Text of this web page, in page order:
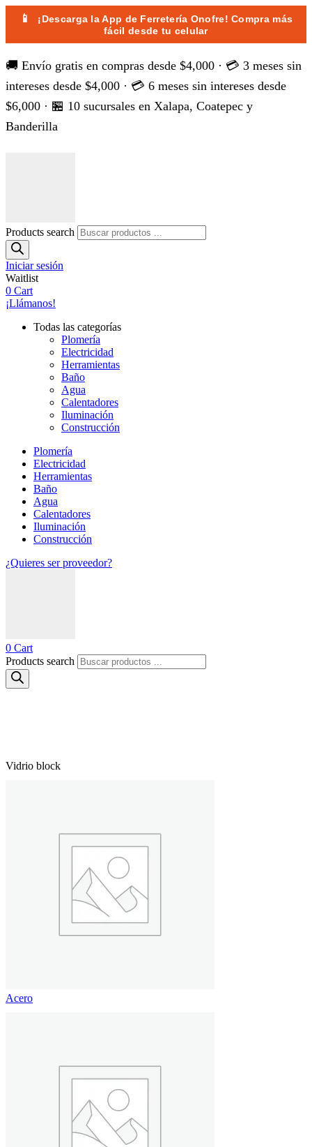
📱
¡Descarga la App de Ferretería Onofre! Compra más
fácil desde tu celular
🚚 Envío gratis en compras desde $4,000 · 💳 3 meses sin
intereses desde $4,000 · 💳 6 meses sin intereses desde
$6,000 · 🏪 10 sucursales en Xalapa, Coatepec y
Banderilla
Products search
Iniciar sesión
Waitlist
0 Cart
¡Llámanos!
Todas las categorías
Plomería
Electricidad
Herramientas
Baño
Agua
Calentadores
Iluminación
Construcción
Plomería
Electricidad
Herramientas
Baño
Agua
Calentadores
Iluminación
Construcción
¿Quieres ser proveedor?
0 Cart
Products search
Vidrio block
Acero